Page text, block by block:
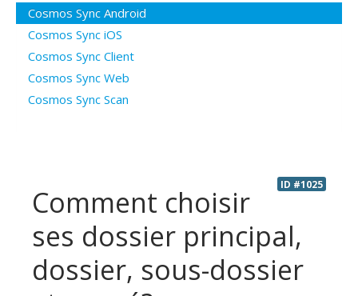
Questions ouvertes
Connexion
Cosmos Sync Android
Cosmos Sync iOS
Cosmos Sync Client
Cosmos Sync Web
Cosmos Sync Scan
ID #1025
Comment choisir
ses dossier principal,
dossier, sous-dossier